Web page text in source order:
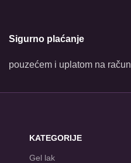
Sigurno plaćanje
pouzećem i uplatom na račun
KATEGORIJE
Gel lak